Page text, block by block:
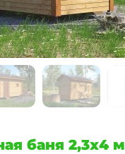
баня 2,3х4 м